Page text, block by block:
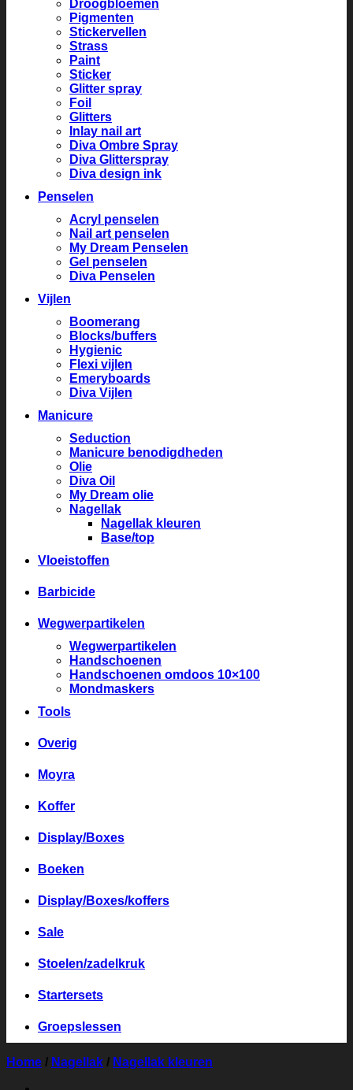
Droogbloemen
Pigmenten
Stickervellen
Strass
Paint
Sticker
Glitter spray
Foil
Glitters
Inlay nail art
Diva Ombre Spray
Diva Glitterspray
Diva design ink
Penselen
Acryl penselen
Nail art penselen
My Dream Penselen
Gel penselen
Diva Penselen
Vijlen
Boomerang
Blocks/buffers
Hygienic
Flexi vijlen
Emeryboards
Diva Vijlen
Manicure
Seduction
Manicure benodigdheden
Olie
Diva Oil
My Dream olie
Nagellak
Nagellak kleuren
Base/top
Vloeistoffen
Barbicide
Wegwerpartikelen
Wegwerpartikelen
Handschoenen
Handschoenen omdoos 10×100
Mondmaskers
Tools
Overig
Moyra
Koffer
Display/Boxes
Boeken
Display/Boxes/koffers
Sale
Stoelen/zadelkruk
Startersets
Groepslessen
Home / Nagellak / Nagellak kleuren